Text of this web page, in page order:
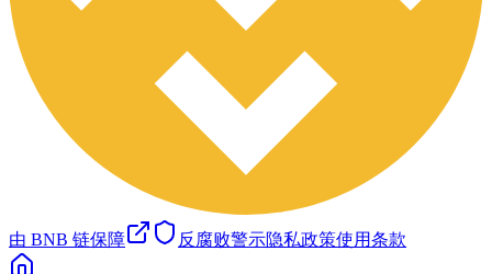
由 BNB 链保障 反腐败警示隐私政策使用条款